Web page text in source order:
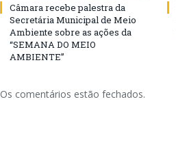
Câmara recebe palestra da
Secretária Municipal de Meio
Ambiente sobre as ações da
“SEMANA DO MEIO
AMBIENTE”
Os comentários estão fechados.